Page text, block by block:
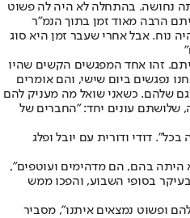
נחושה. בהתחלה לא היה לה פשוט
הרבה מאוד זמן בתוך הנמ"ר
נוח. אבל אחרי שעבר זמן היא סוג
זהו אחד המפגשים הקשים שהיו
נפגשים ביום שישי, והם אומרים
שלהם. כשאני שואל מה מעניק להם
שלושתם עונים יחד: "החברים של
דודי ודורית עם יובל ופלג
בהם, הם מדהימים ועוטפים",
בסופי השבוע, והפכו ממש
ופשוט נמצאים איתנו", מסביר